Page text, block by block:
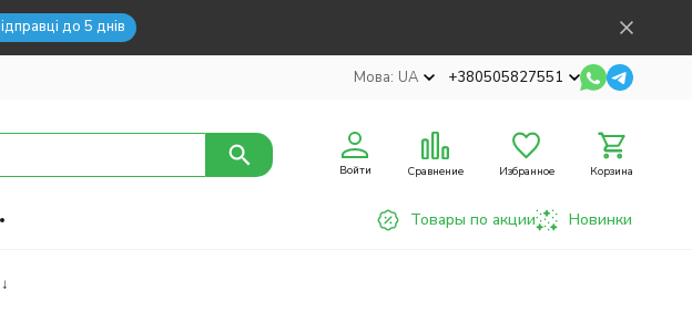
до 5 днів
Мова: UA +380505827551
Войти Сравнение Избранное Корзина
Товары по акции Новинки
↓